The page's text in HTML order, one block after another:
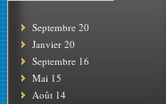
Septembre 20
Janvier 20
Septembre 16
Mai 15
Août 14